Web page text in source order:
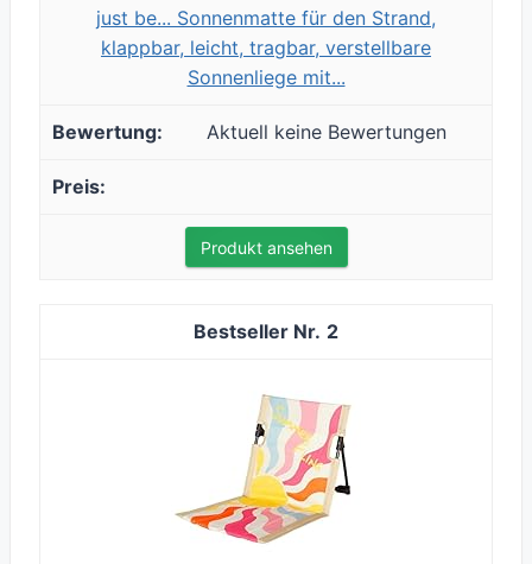
just be... Sonnenmatte für den Strand,
klappbar, leicht, tragbar, verstellbare
Sonnenliege mit...
Aktuell keine Bewertungen
Produkt ansehen
2